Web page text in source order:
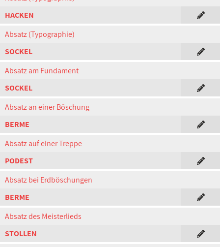
HACKEN
Absatz (Typographie)
SOCKEL
Absatz am Fundament
SOCKEL
Absatz an einer Böschung
BERME
Absatz auf einer Treppe
PODEST
Absatz bei Erdböschungen
BERME
Absatz des Meisterlieds
STOLLEN